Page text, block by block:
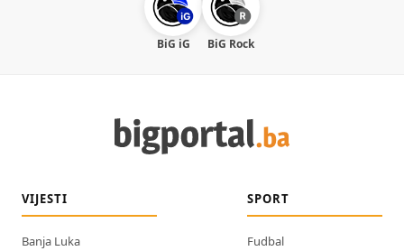
BiG iG BiG Rock
VIJESTI
Banja Luka
SPORT
Fudbal